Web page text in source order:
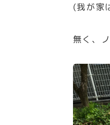
(我が家
無く、